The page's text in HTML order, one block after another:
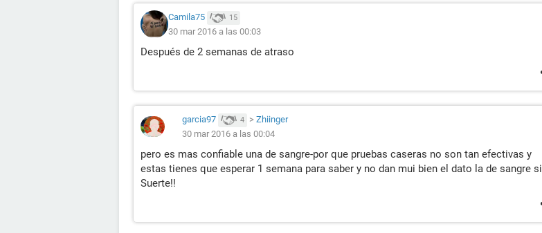
Camila75 15
30 mar 2016 a las 00:03
Después de 2 semanas de atraso
garcia97 4 > Zhiinger
30 mar 2016 a las 00:04
pero es mas confiable una de sangre-por que pruebas caseras no son tan efectivas y
estas tienes que esperar 1 semana para saber y no dan mui bien el dato la de sangre si
Suerte!!